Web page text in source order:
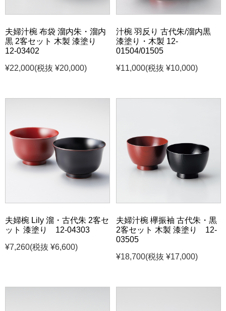
夫婦汁椀 布袋 溜内朱・溜内
黒 2客セット 木製 漆塗り
12-03402
¥22,000(税抜 ¥20,000)
汁椀 羽反り 古代朱/溜内黒
漆塗り・木製 12-
01504/01505
¥11,000(税抜 ¥10,000)
夫婦椀 Lily 溜・古代朱 2客セ
ット 漆塗り 12-04303
¥7,260(税抜 ¥6,600)
夫婦汁椀 欅振袖 古代朱・黒
2客セット 木製 漆塗り 12-
03505
¥18,700(税抜 ¥17,000)